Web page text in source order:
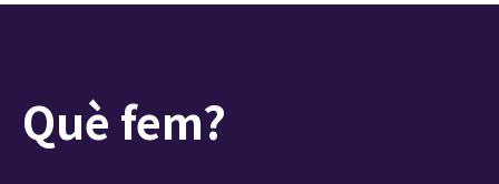
Què fem?